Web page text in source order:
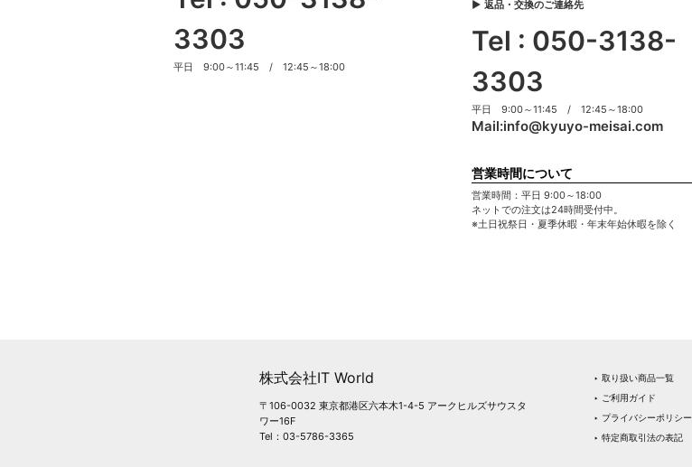
3303
平日 9:00～11:45 / 12:45～18:00
▶ 返品・交換のご連絡先
Tel : 050-3138-
3303
平日 9:00～11:45 / 12:45～18:00
Mail:info@kyuyo-meisai.com
営業時間について
営業時間：平日 9:00～18:00
ネットでの注文は24時間受付中。
※土日祝祭日・夏季休暇・年末年始休暇を除く
株式会社IT World
〒106-0032 東京都港区六本木1-4-5 アークヒルズサウスタ
ワー16F
Tel：03-5786-3365
‣ 取り扱い商品一覧
‣ ご利用ガイド
‣ プライバシーポリシー
‣ 特定商取引法の表記